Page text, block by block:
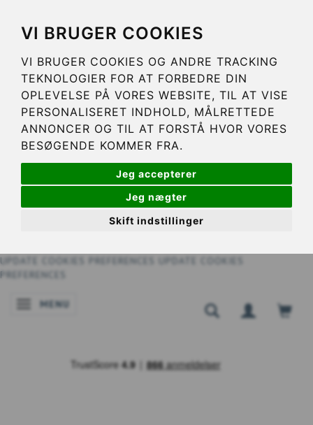
VI BRUGER COOKIES
VI BRUGER COOKIES OG ANDRE TRACKING
TEKNOLOGIER FOR AT FORBEDRE DIN
OPLEVELSE PÅ VORES WEBSITE, TIL AT VISE
PERSONALISERET INDHOLD, MÅLRETTEDE
ANNONCER OG TIL AT FORSTÅ HVOR VORES
BESØGENDE KOMMER FRA.
Jeg accepterer
Jeg nægter
Skift indstillinger
UPDATE COOKIES PREFERENCES
UPDATE COOKIES
PREFERENCES
BASCULER LA NAVIGATION
MENU